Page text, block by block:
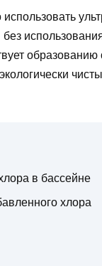
в бассейне
хлора